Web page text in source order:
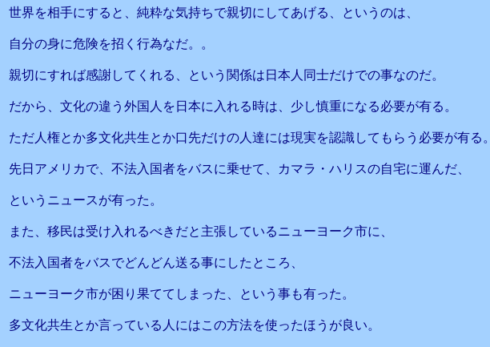
世界を相手にすると、純粋な気持ちで親切にしてあげる、というのは、
自分の身に危険を招く行為なだ。。
親切にすれば感謝してくれる、という関係は日本人同士だけでの事なのだ。
だから、文化の違う外国人を日本に入れる時は、少し慎重になる必要が有る。
ただ人権とか多文化共生とか口先だけの人達には現実を認識してもらう必要が有る。
先日アメリカで、不法入国者をバスに乗せて、カマラ・ハリスの自宅に運んだ、
というニュースが有った。
また、移民は受け入れるべきだと主張しているニューヨーク市に、
不法入国者をバスでどんどん送る事にしたところ、
ニューヨーク市が困り果ててしまった、という事も有った。
多文化共生とか言っている人にはこの方法を使ったほうが良い。